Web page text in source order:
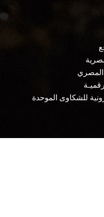
المصري
للشكاوى الموحدة